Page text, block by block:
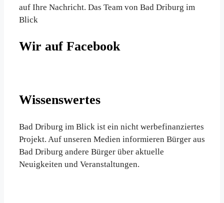
auf Ihre Nachricht. Das Team von Bad Driburg im
Blick
Wir auf Facebook
Wissenswertes
Bad Driburg im Blick ist ein nicht werbefinanziertes
Projekt. Auf unseren Medien informieren Bürger aus
Bad Driburg andere Bürger über aktuelle
Neuigkeiten und Veranstaltungen.